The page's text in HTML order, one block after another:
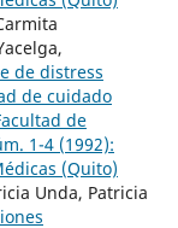
de distress
de cuidado
de
1-4 (1992):
(Quito)
Unda, Patricia